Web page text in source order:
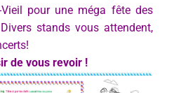
Vieil pour une méga fête des
stands vous attendent,
de vous revoir !